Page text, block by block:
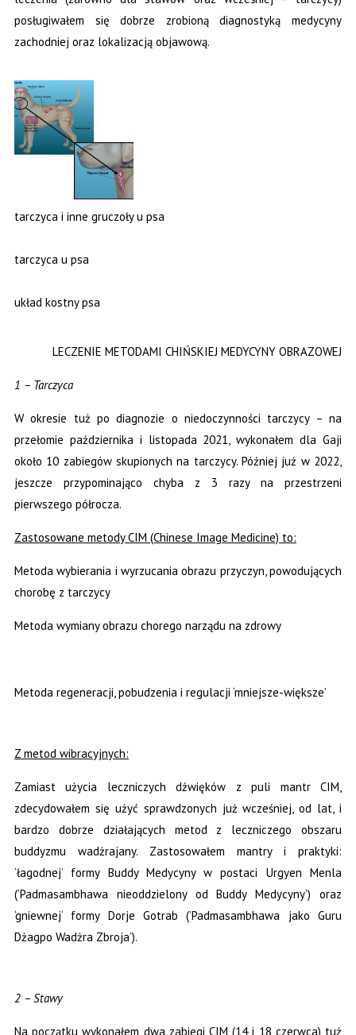
posługiwałem się dobrze zrobioną diagnostyką medycyny
zachodniej oraz lokalizacją objawową.
tarczyca i inne gruczoły u psa
tarczyca u psa
układ kostny psa
LECZENIE METODAMI CHIŃSKIEJ MEDYCYNY OBRAZOWEJ
1 – Tarczyca
W okresie tuż po diagnozie o niedoczynności tarczycy – na
przełomie października i listopada 2021, wykonałem dla Gaji
około 10 zabiegów skupionych na tarczycy. Później już w 2022,
jeszcze przypominająco chyba z 3 razy na przestrzeni
pierwszego półrocza.
Zastosowane metody CIM (Chinese Image Medicine) to:
Metoda wybierania i wyrzucania obrazu przyczyn, powodujących
chorobę z tarczycy
Metoda wymiany obrazu chorego narządu na zdrowy
Metoda regeneracji, pobudzenia i regulacji ‘mniejsze-większe’
Z metod wibracyjnych:
Zamiast użycia leczniczych dźwięków z puli mantr CIM,
zdecydowałem się użyć sprawdzonych już wcześniej, od lat, i
bardzo dobrze działających metod z leczniczego obszaru
buddyzmu wadżrajany. Zastosowałem mantry i praktyki:
‘łagodnej’ formy Buddy Medycyny w postaci Urgyen Menla
(’Padmasambhawa nieoddzielony od Buddy Medycyny’) oraz
‘gniewnej’ formy Dorje Gotrab (’Padmasambhawa jako Guru
Dżagpo Wadżra Zbroja’).
2 – Stawy
Na początku wykonałem dwa zabiegi CIM (14 i 18 czerwca) tuż